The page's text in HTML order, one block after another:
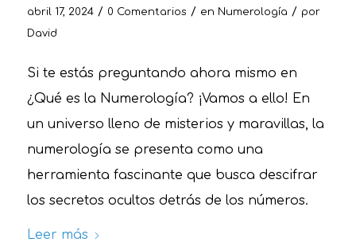
abril 17, 2024 / 0 Comentarios / en Numerología / por
David
Si te estás preguntando ahora mismo en
¿Qué es la Numerología? ¡Vamos a ello! En
un universo lleno de misterios y maravillas, la
numerología se presenta como una
herramienta fascinante que busca descifrar
los secretos ocultos detrás de los números.
Leer más